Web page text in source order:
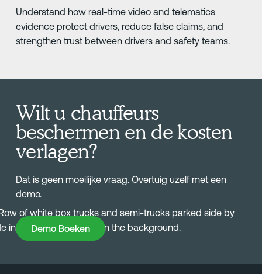
Understand how real-time video and telematics
evidence protect drivers, reduce false claims, and
strengthen trust between drivers and safety teams.
Wilt u chauffeurs
beschermen en de kosten
verlagen?
Dat is geen moeilijke vraag. Overtuig uzelf met een
demo.
Demo Boeken
Demo Boeken